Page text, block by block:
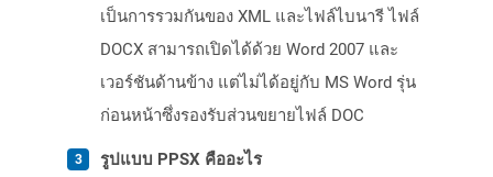
เป็นการรวมกันของ XML และไฟล์ไบนารี ไฟล์
DOCX สามารถเปิดได้ด้วย Word 2007 และ
เวอร์ชันด้านข้าง แต่ไม่ได้อยู่กับ MS Word รุ่น
ก่อนหน้าซึ่งรองรับส่วนขยายไฟล์ DOC
รูปแบบ PPSX คืออะไร